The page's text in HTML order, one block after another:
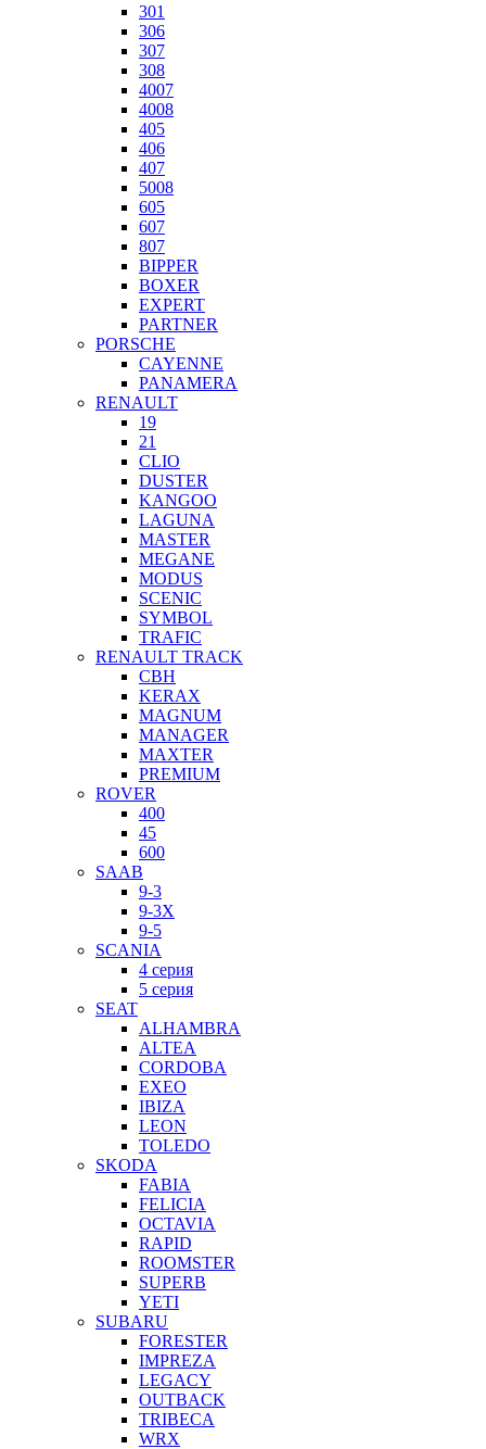
301
306
307
308
4007
4008
405
406
407
5008
605
607
807
BIPPER
BOXER
EXPERT
PARTNER
PORSCHE
CAYENNE
PANAMERA
RENAULT
19
21
CLIO
DUSTER
KANGOO
LAGUNA
MASTER
MEGANE
MODUS
SCENIC
SYMBOL
TRAFIC
RENAULT TRACK
CBH
KERAX
MAGNUM
MANAGER
MAXTER
PREMIUM
ROVER
400
45
600
SAAB
9-3
9-3X
9-5
SCANIA
4 серия
5 серия
SEAT
ALHAMBRA
ALTEA
CORDOBA
EXEO
IBIZA
LEON
TOLEDO
SKODA
FABIA
FELICIA
OCTAVIA
RAPID
ROOMSTER
SUPERB
YETI
SUBARU
FORESTER
IMPREZA
LEGACY
OUTBACK
TRIBECA
WRX